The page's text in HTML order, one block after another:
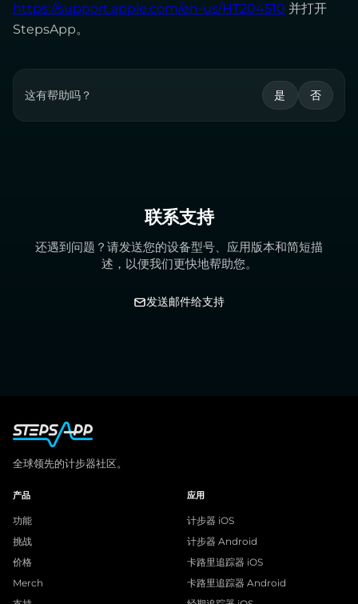
https://support.apple.com/en-us/HT204510 并打开
StepsApp。
这有帮助吗？ 是 否
联系支持
还遇到问题？请发送您的设备型号、应用版本和简短描
述，以便我们更快地帮助您。
发送邮件给支持
全球领先的计步器社区。
产品
功能
挑战
价格
Merch
应用
计步器 iOS
计步器 Android
卡路里追踪器 iOS
卡路里追踪器 Android